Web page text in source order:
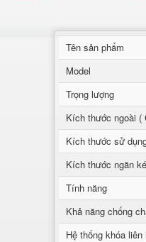
Tên sản phẩm
Model
Trọng lượng
Kích thước ngoài (
Kích thước sử
Kích thước ngăn
Tính năng
Khả năng chống
Hệ thống khóa